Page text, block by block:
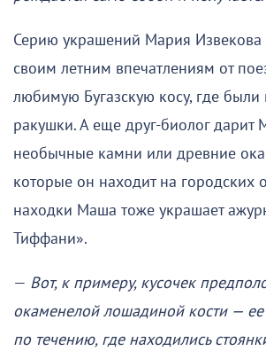
Серию украшений Мария Извекова
своим летним впечатлениям от
любимую Бугазскую косу, где
ракушки. А еще друг-биолог дарит
необычные камни или древние
которые он находит на городских
находки Маша тоже украшает
Тиффани».
— Вот, к примеру, кусочек
окаменелой лошадиной кости —
по течению, где находились